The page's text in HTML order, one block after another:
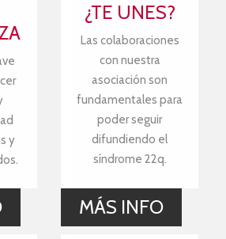
y
¿TE UNES?
Las colaboraciones
con nuestra
asociación son
fundamentales para
poder seguir
difundiendo el
síndrome 22q.
MÁS INFO